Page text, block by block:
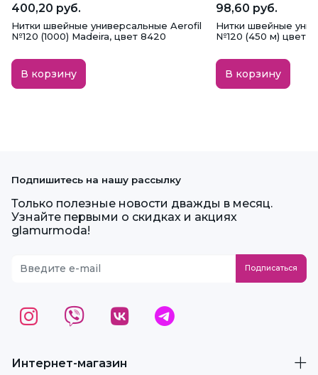
400,20 руб.
Нитки швейные универсальные Aerofil
№120 (1000) Madeira, цвет 8420
В корзину
98,60 руб.
Нитки швейные
№120 (450 м) цвет
В корзину
Интернет-магазин
Подпишитесь на нашу рассылку
Только полезные новости дважды в месяц.
Узнайте первыми о скидках и акциях
glamurmoda!